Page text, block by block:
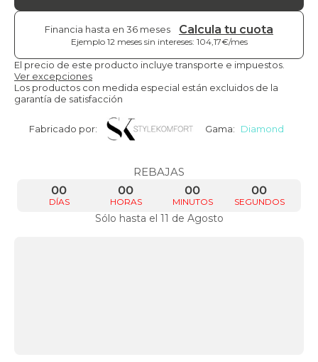
Financia hasta en 36 meses Calcula tu cuota
Ejemplo 12 meses sin intereses: 104,17€/mes
El precio de este producto incluye transporte e impuestos.
Ver excepciones
Los productos con medida especial están excluidos de la
garantía de satisfacción
Fabricado por: Gama: Diamond
REBAJAS
DÍAS
00
HORAS
00
MINUTOS
00
SEGUNDOS
00
Sólo hasta el 11 de Agosto